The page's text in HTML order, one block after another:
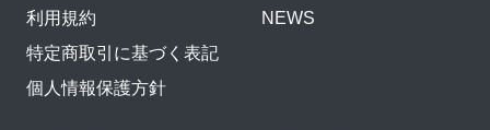
利用規約
特定商取引に基づく表記
個人情報保護方針
NEWS